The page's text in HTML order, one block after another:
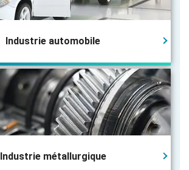
Industrie automobile
Industrie métallurgique